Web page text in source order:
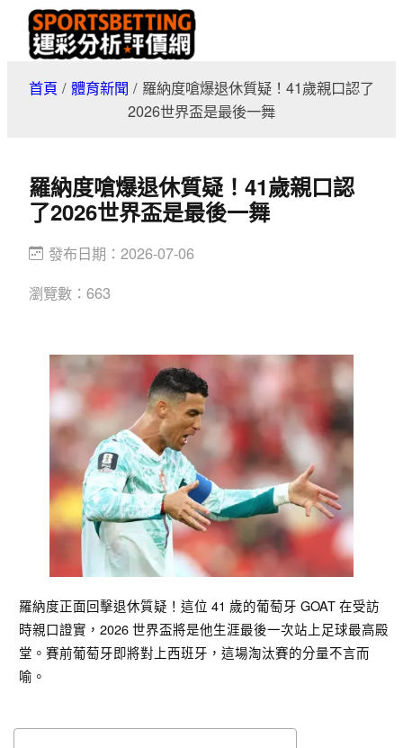
首頁 / 體育新聞 / 羅納度嗆爆退休質疑！41歲親口認了
2026世界盃是最後一舞
羅納度嗆爆退休質疑！41歲親口認
了2026世界盃是最後一舞
發布日期： 2026-07-06
瀏覽數： 663
羅納度正面回擊退休質疑！這位 41 歲的葡萄牙 GOAT 在受訪
時親口證實，2026 世界盃將是他生涯最後一次站上足球最高殿
堂。賽前葡萄牙即將對上西班牙，這場淘汰賽的分量不言而
喻。